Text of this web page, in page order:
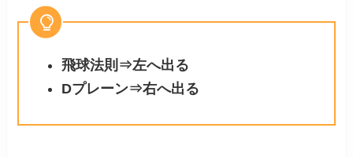
飛球法則⇒左へ出る
Dプレーン⇒右へ出る